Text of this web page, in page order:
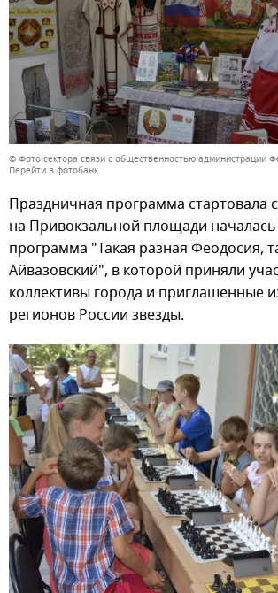
© Фото сектора связи с общественностью администрации
Перейти в фотобанк
Праздничная программа стартовала с
на Привокзальной площади
программа "Такая разная Феодосия,
Айвазовский", в которой приняли
коллективы города и приглашенные
регионов России звезды.